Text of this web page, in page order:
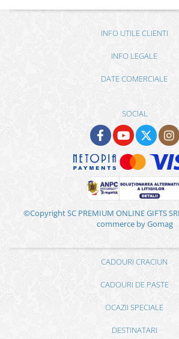
INFO UTILE CLIENTI
INFO LEGALE
DATE COMERCIALE
SOCIAL
©Copyright SC PREMIUM ONLINE GIFTS
commerce by Gomag
CADOURI CRACIUN
CADOURI DE PASTE
OCAZII SPECIALE
DESTINATARI